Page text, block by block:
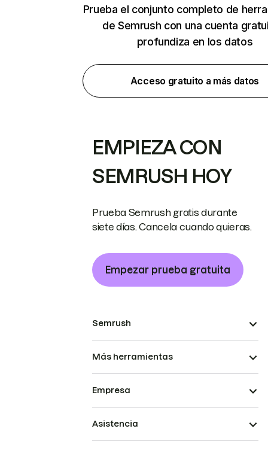
Prueba el conjunto completo de
de Semrush con una cuenta
profundiza en los datos
Acceso gratuito a más datos
EMPIEZA CON
SEMRUSH HOY
Prueba Semrush gratis durante
siete días. Cancela cuando quieras.
Empezar prueba gratuita
Semrush
Más herramientas
Empresa
Asistencia